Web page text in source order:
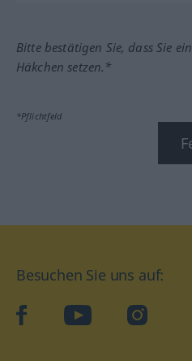
Bitte bestätigen Sie, dass Sie
Häkchen setzen.*
*Pflichtfeld
Besuchen Sie uns auf:
facebookYouTube Instagram